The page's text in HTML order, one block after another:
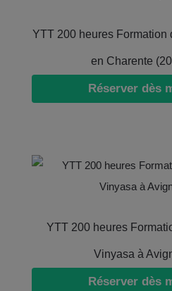
YTT 200 heures Formation
en Charente
Réserver dès
YTT 200 heures
Vinyasa à
Réserver dès